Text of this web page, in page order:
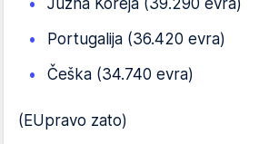
Južna Koreja (39.290 evra)
Portugalija (36.420 evra)
Češka (34.740 evra)
(EUpravo zato)